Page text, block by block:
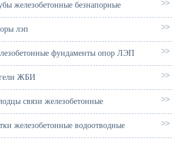
железобетонные безнапорные
лэп
фундаменты опор ЛЭП
ЖБИ
связи железобетонные
железобетонные водоотводные